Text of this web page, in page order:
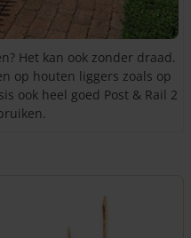
Het kan ook zonder draad.
op houten liggers zoals op
ook heel goed Post & Rail 2